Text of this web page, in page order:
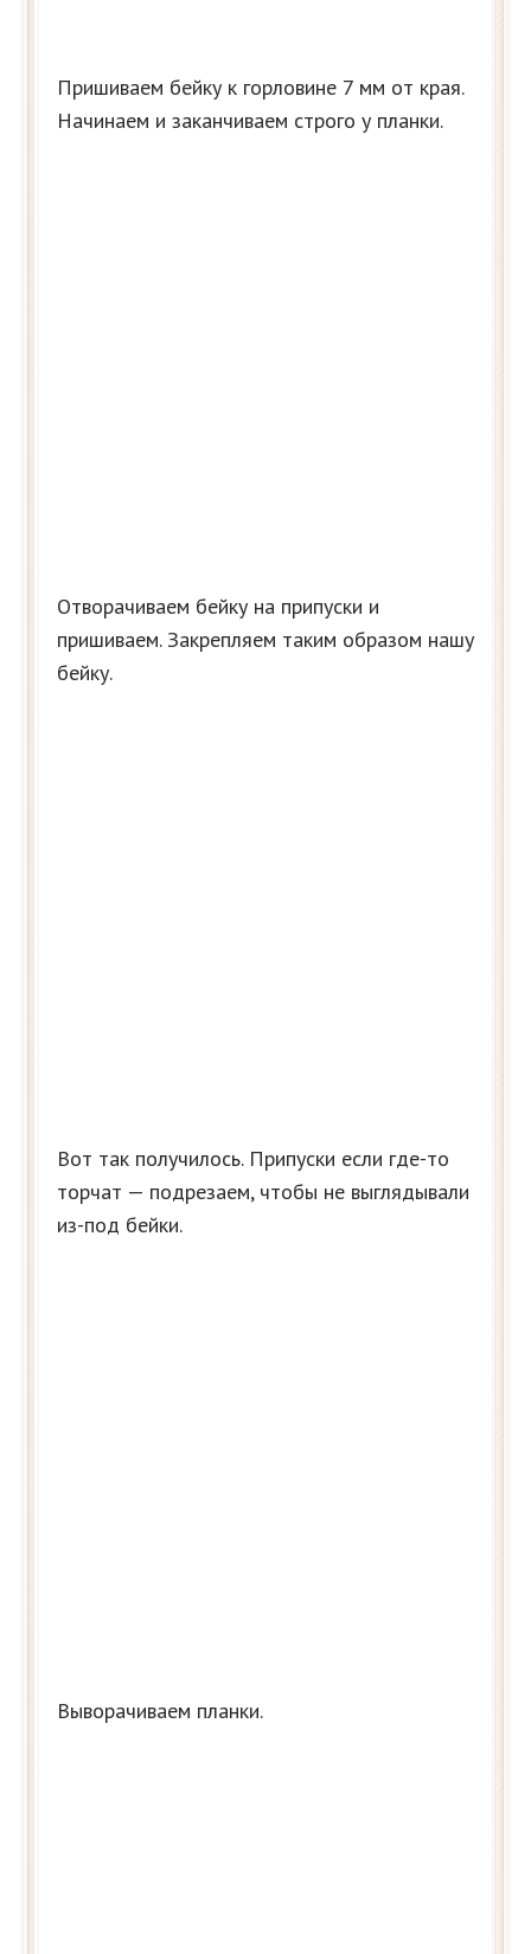
Пришиваем бейку к горловине 7 мм от края.
Начинаем и заканчиваем строго у планки.
Отворачиваем бейку на припуски и
пришиваем. Закрепляем таким образом нашу
бейку.
Вот так получилось. Припуски если где-то
торчат — подрезаем, чтобы не выглядывали
из-под бейки.
Выворачиваем планки.